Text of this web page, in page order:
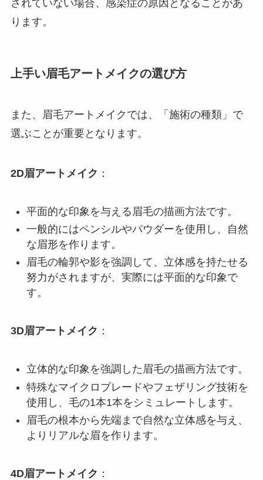
されていない場合、感染症の原因となることがあ
ります。
上手い眉毛アートメイクの選び方
また、眉毛アートメイクでは、「施術の種類」で
選ぶことが重要となります。
2D眉アートメイク ：
平面的な印象を与える眉毛の描画方法です。
一般的にはペンシルやパウダーを使用し、自然
な眉形を作ります。
眉毛の輪郭や影を強調して、立体感を持たせる
努力がされますが、実際には平面的な印象で
す。
3D眉アートメイク ：
立体的な印象を強調した眉毛の描画方法です。
特殊なマイクロブレードやフェザリング技術を
使用し、毛の1本1本をシミュレートします。
眉毛の根本から先端まで自然な立体感を与え、
よりリアルな眉を作ります。
4D眉アートメイク ：